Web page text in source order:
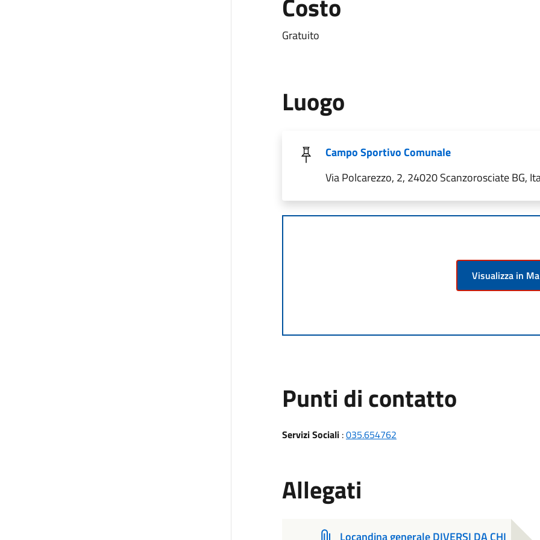
Costo
Gratuito
Luogo
Campo Sportivo Comunale
Via Polcarezzo, 2, 24020 Scanzorosciate BG,
Visualizza in
Punti di contatto
Servizi Sociali:035.654762
Allegati
Locandina generale DIVERSI DA CHI